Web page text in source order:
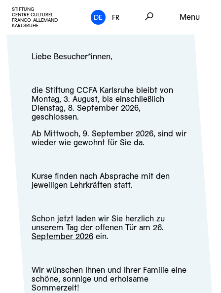
STIFTUNG
CENTRE CULTUREL
FRANCO-ALLEMAND
KARLSRUHE
DE FR Menu
Liebe Besucher*innen,
die Stiftung CCFA Karlsruhe bleibt von
Montag, 3. August, bis einschließlich
Dienstag, 8. September 2026,
geschlossen.
Ab Mittwoch, 9. September 2026, sind wir
wieder wie gewohnt für Sie da.
Kurse finden nach Absprache mit den
jeweiligen Lehrkräften statt.
Schon jetzt laden wir Sie herzlich zu
unserem Tag der offenen Tür am 26.
September 2026ein.
Wir wünschen Ihnen und Ihrer Familie eine
schöne, sonnige und erholsame
Sommerzeit!